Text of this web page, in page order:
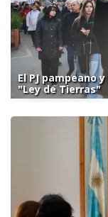
El PJ pampeano
"Ley de Tierras"